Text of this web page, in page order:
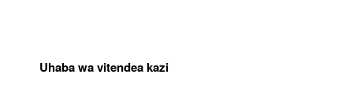
Uhaba wa vitendea kazi